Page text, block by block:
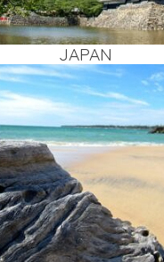
JAPAN